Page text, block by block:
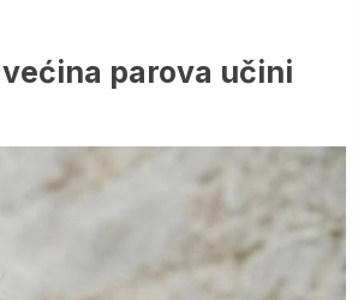
parova učini